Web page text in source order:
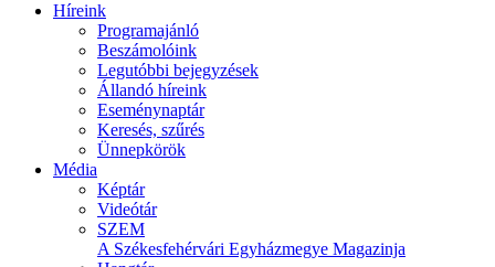
Híreink
Programajánló
Beszámolóink
Legutóbbi bejegyzések
Állandó híreink
Eseménynaptár
Keresés, szűrés
Ünnepkörök
Média
Képtár
Videótár
SZEM
A Székesfehérvári Egyházmegye Magazinja